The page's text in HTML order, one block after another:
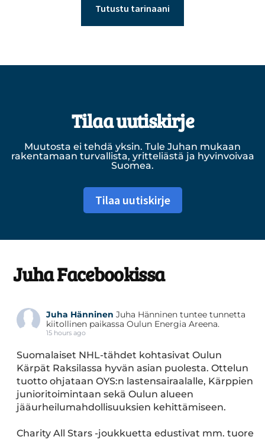
Tutustu tarinaani
Tilaa uutiskirje
Muutosta ei tehdä yksin. Tule Juhan mukaan
rakentamaan turvallista, yritteliästä ja hyvinvoivaa
Suomea.
Tilaa uutiskirje
Juha Facebookissa
Juha HänninenJuha Hänninen tuntee tunnetta
kiitollinen paikassa Oulun Energia Areena.
15 hours ago
Suomalaiset NHL-tähdet kohtasivat Oulun
Kärpät Raksilassa hyvän asian puolesta. Ottelun
tuotto ohjataan OYS:n lastensairaalalle, Kärppien
junioritoimintaan sekä Oulun alueen
jääurheilumahdollisuuksien kehittämiseen.
Charity All Stars -joukkuetta edustivat mm. tuore